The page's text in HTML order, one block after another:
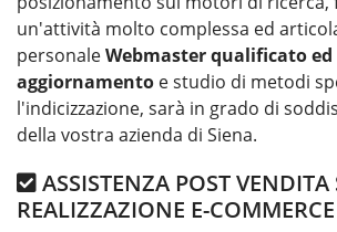
un'attività molto complessa ed
personaleWebmaster qualificato
aggiornamento e studio di metodi
l'indicizzazione, sarà in grado di
della vostra azienda di Siena.
ASSISTENZA POST
REALIZZAZIONE E-